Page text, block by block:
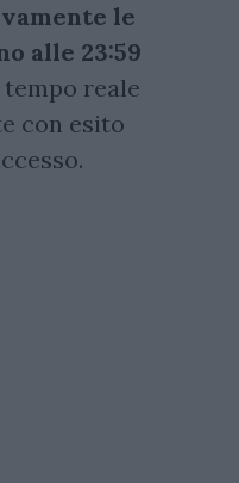
le
alle 23:59
reale
con esito